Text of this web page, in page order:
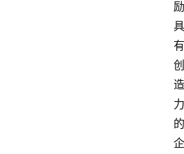
励
具
有
创
造
力
的
企